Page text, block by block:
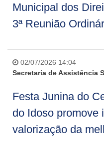
Municipal dos
3ª Reunião
02/07/2026 14:04
Secretaria de Assistência
Festa Junina do
do Idoso promove
valorização da